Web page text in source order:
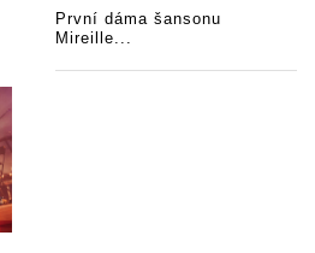
První dáma šansonu
Mireille...